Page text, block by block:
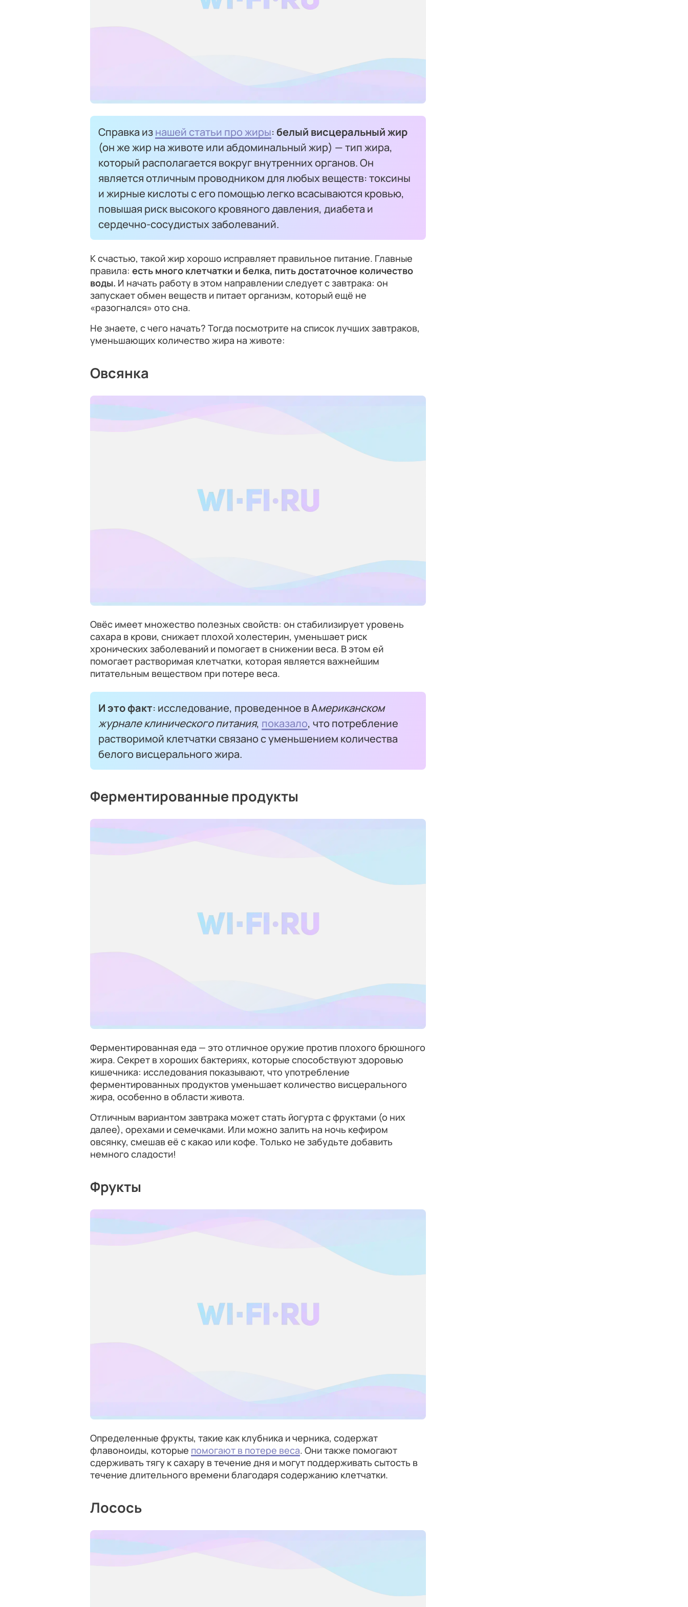
Справка изнашей статьи про жиры:белый висцеральный жир
(он же жир на животе или абдоминальный жир) — тип жира,
который располагается вокруг внутренних органов. Он
является отличным проводником для любых веществ: токсины
и жирные кислоты с его помощью легко всасываются кровью,
повышая риск высокого кровяного давления, диабета и
сердечно-сосудистых заболеваний.
К счастью, такой жир хорошо исправляет правильное питание. Главные
правила: есть много клетчатки и белка, пить достаточное количество
воды. И начать работу в этом направлении следует с завтрака: он
запускает обмен веществ и питает организм, который ещё не
«разогнался» ото сна.
Не знаете, с чего начать? Тогда посмотрите на список лучших завтраков,
уменьшающих количество жира на животе:
Овсянка
Овёс имеет множество полезных свойств: он стабилизирует уровень
сахара в крови, снижает плохой холестерин, уменьшает риск
хронических заболеваний и помогает в снижении веса. В этом ей
помогает растворимая клетчатки, которая является важнейшим
питательным веществом при потере веса.
И это факт: исследование, проведенное в Американском
журнале клинического питания, показало, что потребление
растворимой клетчатки связано с уменьшением количества
белого висцерального жира.
Ферментированные продукты
Ферментированная еда — это отличное оружие против плохого брюшного
жира. Секрет в хороших бактериях, которые способствуют здоровью
кишечника: исследования показывают, что употребление
ферментированных продуктов уменьшает количество висцерального
жира, особенно в области живота.
Отличным вариантом завтрака может стать йогурта с фруктами (о них
далее), орехами и семечками. Или можно залить на ночь кефиром
овсянку, смешав её с какао или кофе. Только не забудьте добавить
немного сладости!
Фрукты
Определенные фрукты, такие как клубника и черника, содержат
флавоноиды, которые помогают в потере веса. Они также помогают
сдерживать тягу к сахару в течение дня и могут поддерживать сытость в
течение длительного времени благодаря содержанию клетчатки.
Лосось